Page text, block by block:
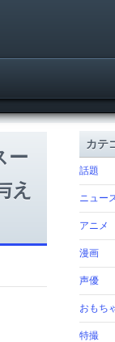
ー
え
カテ
話題
ニュー
アニメ
漫画
声優
おもち
特撮